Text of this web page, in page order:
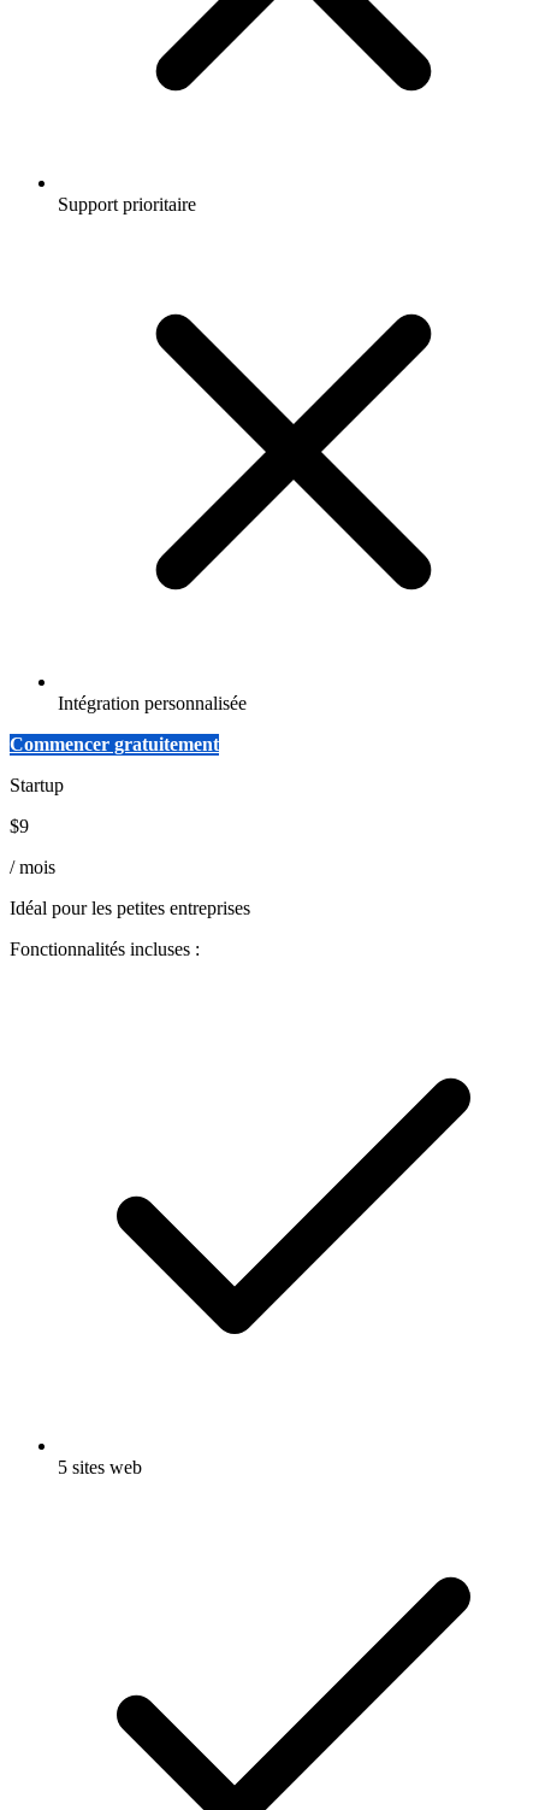
Support prioritaire
Intégration personnalisée
Commencer gratuitement
Startup
$9
/ mois
Idéal pour les petites entreprises
Fonctionnalités incluses :
5 sites web